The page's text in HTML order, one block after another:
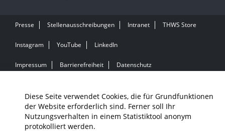
Diese Seite verwendet Cookies, die für Grundfunktionen
der Website erforderlich sind. Ferner soll Ihr
Nutzungsverhalten in einem Statistiktool anonym
protokolliert werden.
Presse Stellenausschreibungen Intranet THWS Store
Instagram YouTube LinkedIn
Impressum Barrierefreiheit Datenschutz